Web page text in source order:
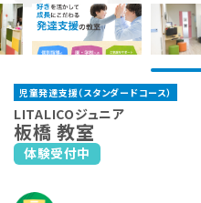
入会までの流れ
児童発達支援（スタンダードコース）
LITALICOジュニア
板橋 教室
体験受付中
保育所等訪問支援とは、児童
発達支援や放課後等デイサー
一つです。保育所（保育園）
LITALICOジュニアでは、保
ントトレーニング」というプロ
ントトレーニングとは子育て
ス（小学1年～高校3年
お持ちの方がご利用いた
LITALICOジュニア
有楽町線「江戸川橋駅」より徒歩6分
LITALICOジュニア
西日暮里教室
JR・東京メトロ千代田線「西日暮里駅」よ
LITALICOジュニア
巣鴨教室
JR山手線・都営三田線「巣鴨駅」より徒歩
LITALICOジュニア